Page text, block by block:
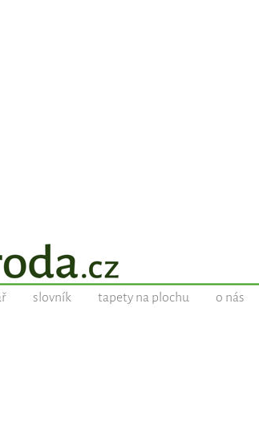
slovník tapety na plochu o nás